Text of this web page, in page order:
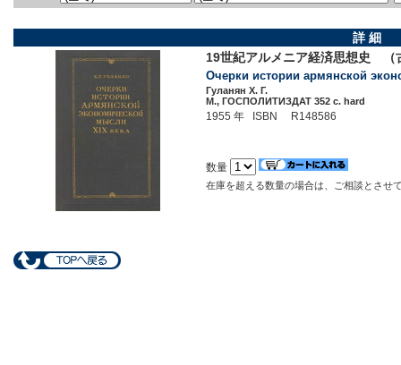
詳 細
19世紀アルメニア経済思想史 （
Очерки истории армянской
Гуланян Х. Г.
М., ГОСПОЛИТИЗДАТ 352 c. hard
1955 年 ISBN R148586
数量
在庫を超える数量の場合は、ご相談とさせ